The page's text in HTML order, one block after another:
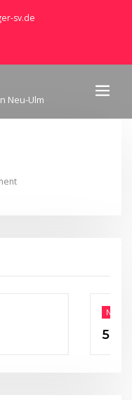
sv.de
Neu-Ulm
Neuigkeiten
50 Jahre